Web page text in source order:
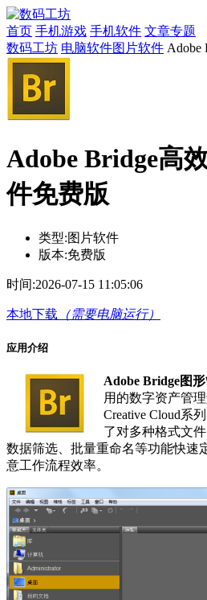
首页 手机游戏 手机软件 文章专题
数码工坊 电脑软件图片软件 Adobe
Adobe Bridge高
件免费版
类型:图片软件
版本:免费版
时间:2026-07-15 11:05:06
本地下载 （需要电脑运行）
应用介绍
Adobe Bridge图
用的数字资产管
Creative Cloud系
了对多种格式文
数据筛选、批量重命名等功能快速
意工作流程效率。